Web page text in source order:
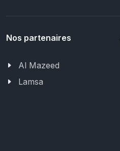
Nos partenaires
Al Mazeed
Lamsa